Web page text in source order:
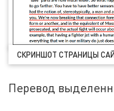
СКРИНШОТ СТРАНИЦЫ
Перевод